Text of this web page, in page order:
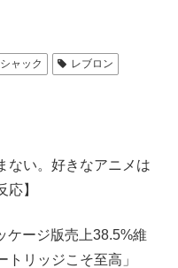
シャック
レブロン
ない。好きなアニメは
応】
ケージ版売上38.5%維
リッジこそ至高」